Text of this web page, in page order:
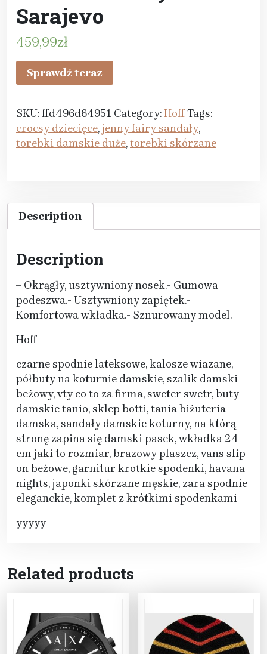
Sarajevo
459,99zł
Sprawdź teraz
SKU:ffd496d64951 Category:HoffTags:
crocsy dziecięce,jenny fairy sandały,
torebki damskie duże,torebki skórzane
Description
Description
– Okrągły, usztywniony nosek.- Gumowa
podeszwa.- Usztywniony zapiętek.-
Komfortowa wkładka.- Sznurowany model.
Hoff
czarne spodnie lateksowe, kalosze wiazane,
półbuty na koturnie damskie, szalik damski
beżowy, vty co to za firma, sweter swetr, buty
damskie tanio, sklep botti, tania biżuteria
damska, sandały damskie koturny, na którą
stronę zapina się damski pasek, wkładka 24
cm jaki to rozmiar, brazowy plaszcz, vans slip
on beżowe, garnitur krotkie spodenki, havana
nights, japonki skórzane męskie, zara spodnie
eleganckie, komplet z krótkimi spodenkami
yyyyy
Related products